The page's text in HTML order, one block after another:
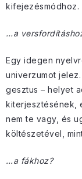
kifejezésmódhoz.
…a
Egy idegen
univerzumot
gesztus – helyet
kiterjesztésének,
nem te vagy, és
költészetével,
…a fákhoz?